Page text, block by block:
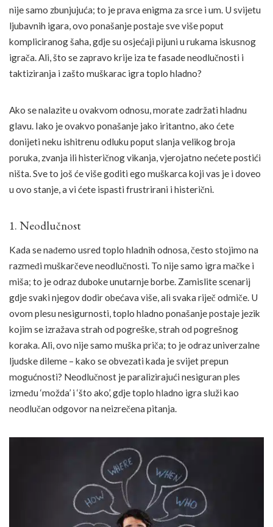
nije samo zbunjujuća; to je prava enigma za srce i um. U svijetu
ljubavnih igara, ovo ponašanje postaje sve više poput
kompliciranog šaha, gdje su osjećaji pijuni u rukama iskusnog
igrača. Ali, što se zapravo krije iza te fasade neodlučnosti i
taktiziranja i zašto muškarac igra toplo hladno?
Ako se nalazite u ovakvom odnosu, morate zadržati hladnu
glavu. Iako je ovakvo ponašanje jako iritantno, ako ćete
donijeti neku ishitrenu odluku poput slanja velikog broja
poruka, zvanja ili histeričnog vikanja, vjerojatno nećete postići
ništa. Sve to još će više goditi ego muškarca koji vas je i doveo
u ovo stanje, a vi ćete ispasti frustrirani i histerični.
1. Neodlučnost
Kada se nađemo usred toplo hladnih odnosa, često stojimo na
razmeđi muškarčeve neodlučnosti. To nije samo igra mačke i
miša; to je odraz duboke unutarnje borbe. Zamislite scenarij
gdje svaki njegov dodir obećava više, ali svaka riječ odmiče. U
ovom plesu nesigurnosti, toplo hladno ponašanje postaje jezik
kojim se izražava strah od pogreške, strah od pogrešnog
koraka. Ali, ovo nije samo muška priča; to je odraz univerzalne
ljudske dileme – kako se obvezati kada je svijet prepun
mogućnosti? Neodlučnost je paralizirajući nesiguran ples
između ‘možda’ i ‘što ako’, gdje toplo hladno igra služi kao
neodlučan odgovor na neizrečena pitanja.